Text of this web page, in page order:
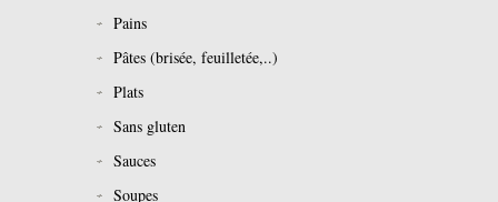
Pains
Pâtes (brisée, feuilletée,..)
Plats
Sans gluten
Sauces
Soupes